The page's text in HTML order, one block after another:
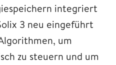
integriert
3 neu eingeführt
um
zu steuern und um